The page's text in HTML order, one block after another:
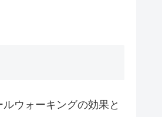
ルウォーキングの効果と